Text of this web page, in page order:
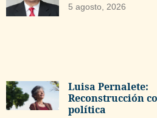
5 agosto, 2026
Luisa Pernalete:
Reconstrucción
política